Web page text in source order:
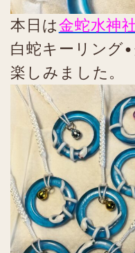
本日は金蛇水神
白蛇キーリング
楽しみました。